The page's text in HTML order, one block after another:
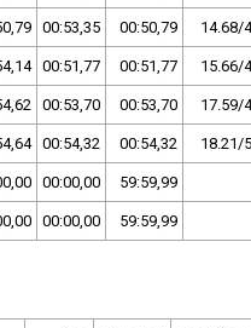
00:53,35 00:50,79 14.68/
00:51,77 00:51,77 15.66/
00:53,70 00:53,70 17.59/
00:54,32 00:54,32 18.21/
00:00,00 59:59,99
00:00,00 59:59,99